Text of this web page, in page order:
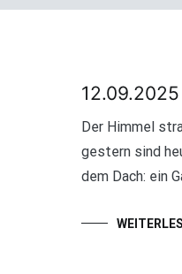
Der Himmel
gestern sind
dem Dach: ein